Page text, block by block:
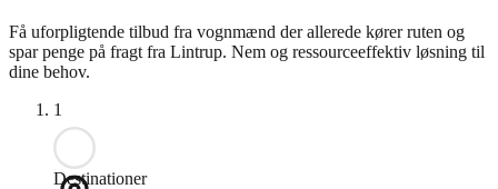
Få uforpligtende tilbud fra vognmænd der allerede kører ruten og
spar penge på fragt fra Lintrup. Nem og ressourceeffektiv løsning til
dine behov.
1
Destinationer